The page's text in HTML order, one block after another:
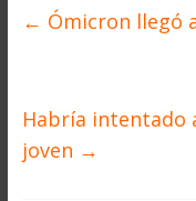
← Ómicron llegó
Habría intentado
joven →